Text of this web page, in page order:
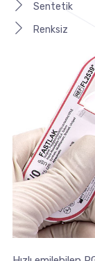
Sentetik
Renksiz